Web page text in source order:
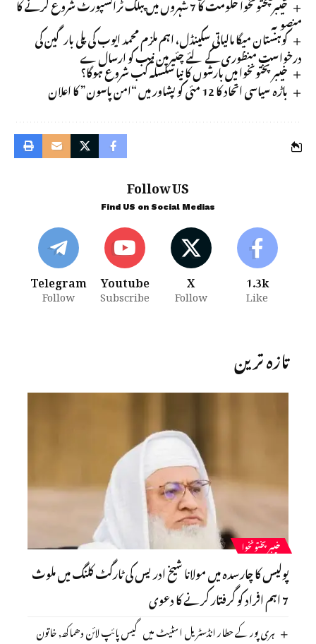
منصوبہ
کوہستان میگا مالیاتی سکینڈل، اہم ملزم محمد ایوب کی پلی بارگین کی
درخواست منظوری کے لئے چئیرمین نیب کو ارسال ے
خیبرپختونخوا میں بارشوں کا نیا سلسلہ کب شروع ہوگا؟
باڑہ سیاسی اتحاد کا 12 مئی کو پشاور میں “امن پاسون” کا اعلان
Follow US
Find US on Social Medias
1.3k
Like
X
Follow
Youtube
Subscribe
Telegram
Follow
تازہ ترین
خیبرپختونخوا
پولیس کا چارسدہ میں مولانا شیخ ادریس کی ٹارگٹ کلنگ میں ملوث
7 اہم افراد کو گرفتار کرنے کا دعوی
ہری پور کے حطار انڈسٹریل اسٹیٹ میں گیس پائپ لائن دھماکھ, خاتون